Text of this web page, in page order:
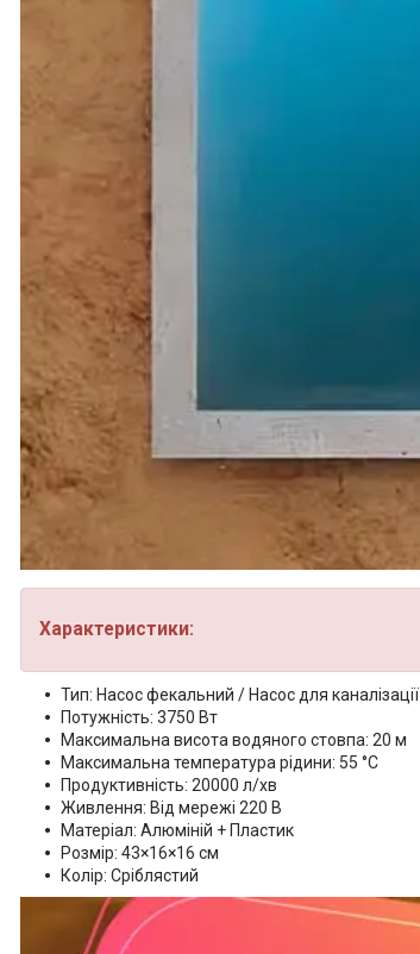
Характеристики:
Тип: Насос фекальний / Насос для каналізації
Потужність: 3750 Вт
Максимальна висота водяного стовпа: 20 м
Максимальна температура рідини: 55 °С
Продуктивність: 20000 л/хв
Живлення: Від мережі 220 В
Матеріал: Алюміній + Пластик
Розмір: 43×16×16 см
Колір: Сріблястий